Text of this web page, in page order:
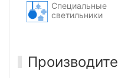
Специальные
светильники